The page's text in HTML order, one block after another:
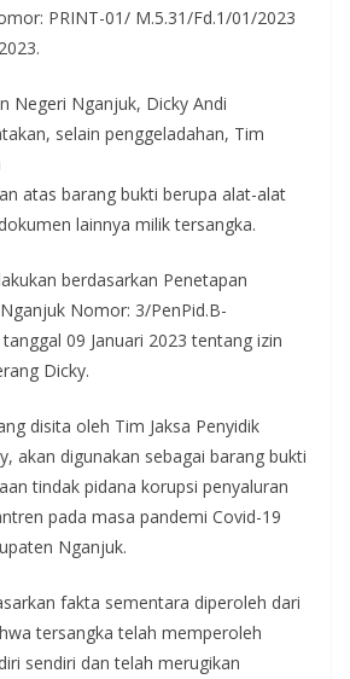
PRINT-01/ M.5.31/Fd.1/01/2023
Negeri Nganjuk, Dicky Andi
selain penggeladahan, Tim
atas barang bukti berupa alat-alat
lainnya milik tersangka.
berdasarkan Penetapan
Nomor: 3/PenPid.B-
09 Januari 2023 tentang izin
Dicky.
disita oleh Tim Jaksa Penyidik
akan digunakan sebagai barang bukti
tindak pidana korupsi penyaluran
pada masa pandemi Covid-19
Nganjuk.
fakta sementara diperoleh dari
tersangka telah memperoleh
sendiri dan telah merugikan